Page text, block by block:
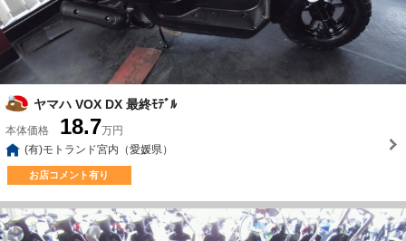
ヤマハ VOX DX 最終ﾓﾃﾞﾙ
本体価格 18.7万円
(有)モトランド宮内（愛媛県）
お店コメント有り